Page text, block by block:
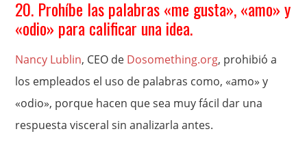
20. Prohíbe las palabras «me gusta», «amo» y
«odio» para calificar una idea.
Nancy Lublin, CEO de Dosomething.org, prohibió a
los empleados el uso de palabras como, «amo» y
«odio», porque hacen que sea muy fácil dar una
respuesta visceral sin analizarla antes.